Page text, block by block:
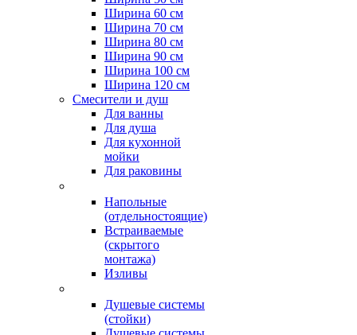
Ширина 60 см
Ширина 70 см
Ширина 80 см
Ширина 90 см
Ширина 100 см
Ширина 120 см
Смесители и душ
Для ванны
Для душа
Для кухонной
мойки
Для раковины
Напольные
(отдельностоящие)
Встраиваемые
(скрытого
монтажа)
Изливы
Душевые системы
(стойки)